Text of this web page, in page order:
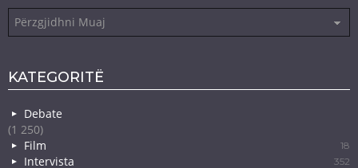
KATEGORITË
Debate
(1 250)
Film
18
Intervista 352